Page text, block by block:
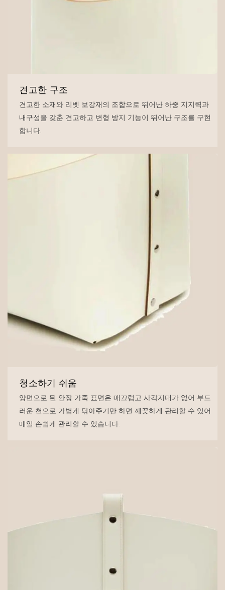
견고한 구조
견고한 소재와 리벳 보강재의 조합으로 뛰어난 하중 지지력과
내구성을 갖춘 견고하고 변형 방지 기능이 뛰어난 구조를 구현
합니다.
청소하기 쉬움
양면으로 된 안장 가죽 표면은 매끄럽고 사각지대가 없어 부드
러운 천으로 가볍게 닦아주기만 하면 깨끗하게 관리할 수 있어
매일 손쉽게 관리할 수 있습니다.